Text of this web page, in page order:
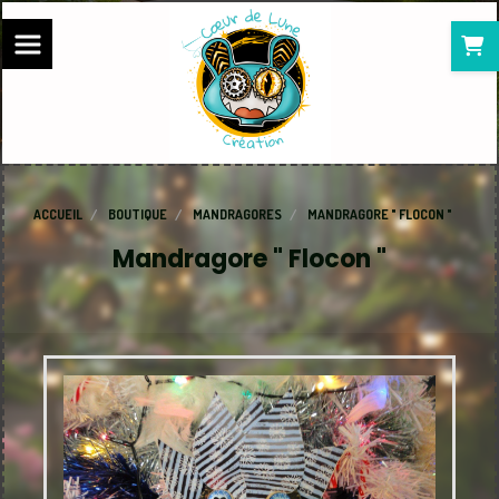
ACCUEIL BOUTIQUE MANDRAGORES MANDRAGORE " FLOCON "
Mandragore " Flocon "
Panneau de gestion des cookies